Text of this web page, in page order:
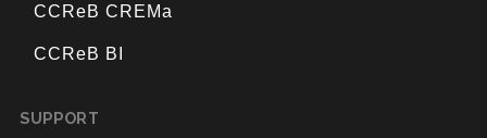
CCReB CREMa
CCReB BI
SUPPORT